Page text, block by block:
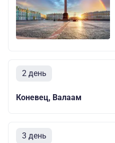
2 день
Коневец, Валаам
3 день